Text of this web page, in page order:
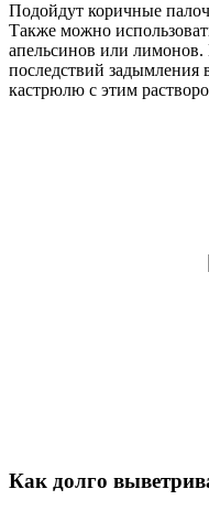
Подойдут коричные
Также можно
апельсинов или лимонов.
последствий задымления
кастрюлю с этим
Как долго